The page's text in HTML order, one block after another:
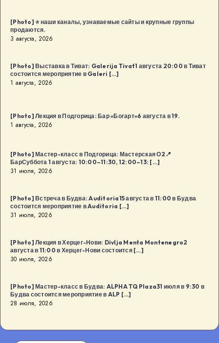
[Photo] ⭐️ наши каналы, узнаваемые сайты и крупные группы
продаются.
3 августа, 2026
[Photo] Выставка в Тиват: Galerija Tivat1 августа 20:00 в Тиват
состоится мероприятие в Galeri […]
1 августа, 2026
[Photo] Лекция в Подгорица: Бар «Богарт»6 августа в 19.
1 августа, 2026
[Photo] Мастер-класс в Подгорица: Мастерская О2📍
БарСуббота 1 августа: 10:00–11:30, 12:00–13: […]
31 июля, 2026
[Photo] Встреча в Будва: Auditoria15 августа в 11:00 в Будва
состоится мероприятие в Auditoria […]
31 июля, 2026
[Photo] Лекция в Херцег-Нови: Divlja Menta Montenegro2
августа в 11:00 в Херцег-Нови состоится […]
30 июля, 2026
[Photo] Мастер-класс в Будва: ALPHA TQ Plaza31 июля в 9:30 в
Будва состоится мероприятие в ALP […]
28 июля, 2026